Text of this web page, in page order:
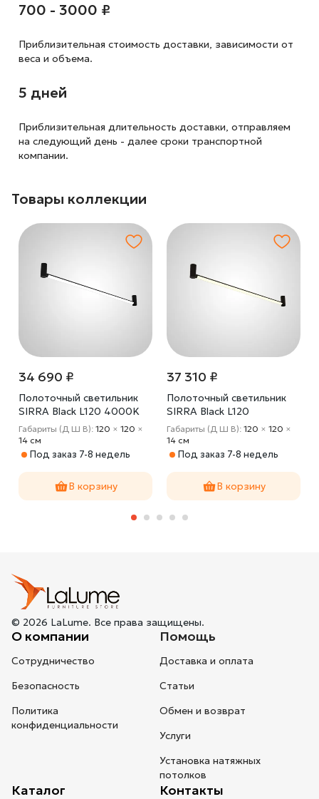
700 - 3000 ₽
Приблизительная стоимость доставки, зависимости от
веса и объема.
5 дней
Приблизительная длительность доставки, отправляем
на следующий день - далее сроки транспортной
компании.
Товары коллекции
34 690 ₽
Полоточный светильник
SIRRA Black L120 4000K
Габариты (Д Ш В): 120 × 120 ×
14 cм
Под заказ 7-8 недель
В корзину
37 310 ₽
Полоточный светильник
SIRRA Black L120
Трехцветный свет
Габариты (Д Ш В): 120 × 120 ×
14 cм
Под заказ 7-8 недель
В корзину
© 2026 LaLume. Все права защищены.
О компании
Сотрудничество
Безопасность
Политика
конфиденциальности
Помощь
Доставка и оплата
Статьи
Обмен и возврат
Услуги
Установка натяжных
потолков
Каталог Контакты